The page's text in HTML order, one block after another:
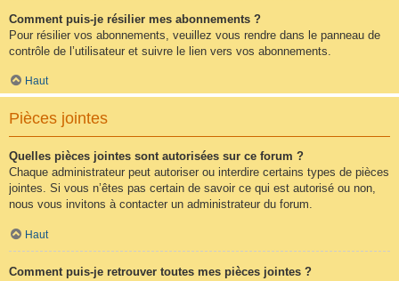
Comment puis-je résilier mes abonnements ?
Pour résilier vos abonnements, veuillez vous rendre dans le panneau de
contrôle de l’utilisateur et suivre le lien vers vos abonnements.
Haut
Pièces jointes
Quelles pièces jointes sont autorisées sur ce forum ?
Chaque administrateur peut autoriser ou interdire certains types de pièces
jointes. Si vous n’êtes pas certain de savoir ce qui est autorisé ou non,
nous vous invitons à contacter un administrateur du forum.
Haut
Comment puis-je retrouver toutes mes pièces jointes ?